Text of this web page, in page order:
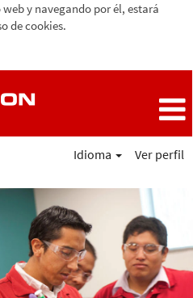
y navegando por él, estará
de cookies.
Idioma Ver perfil